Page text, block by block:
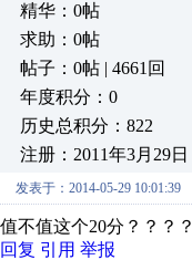
精华：0帖
求助：0帖
帖子：0帖 | 4661回
年度积分：0
历史总积分：822
注册：2011年3月29日
发表于：2014-05-29 10:01:39
值不值这个20分？？？？
回复 引用 举报